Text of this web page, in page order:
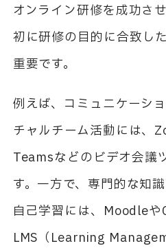
オンライン研修を成功さ
初に研修の目的に合致し
重要です。
例えば、コミュニケーシ
チャルチーム活動には、
Teamsなどのビデオ会議
す。一方で、専門的な知
自己学習には、Moodle
LMS（Learning